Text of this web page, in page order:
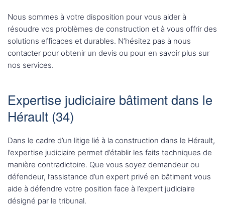
Nous sommes à votre disposition pour vous aider à
résoudre vos problèmes de construction et à vous offrir des
solutions efficaces et durables. N’hésitez pas à nous
contacter pour obtenir un devis ou pour en savoir plus sur
nos services.
Expertise judiciaire bâtiment dans le
Hérault (34)
Dans le cadre d’un litige lié à la construction dans le Hérault,
l’expertise judiciaire permet d’établir les faits techniques de
manière contradictoire. Que vous soyez demandeur ou
défendeur, l’assistance d’un expert privé en bâtiment vous
aide à défendre votre position face à l’expert judiciaire
désigné par le tribunal.